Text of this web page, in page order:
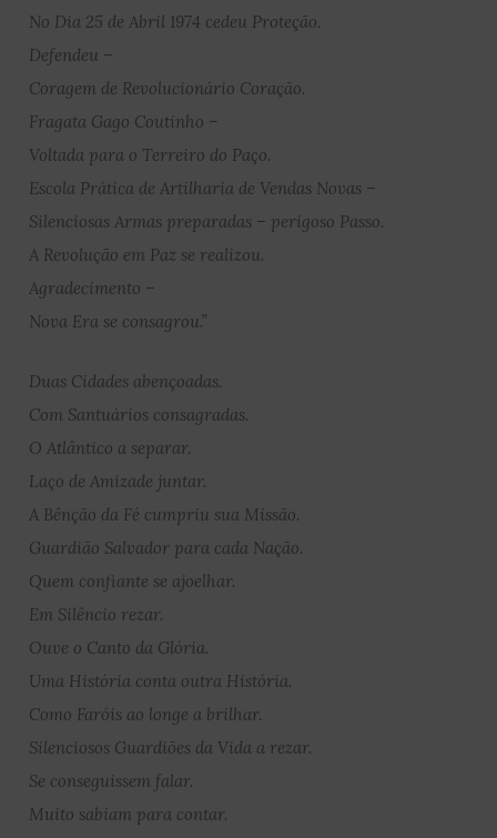
No Dia 25 de Abril 1974 cedeu Proteção.
Defendeu –
Coragem de Revolucionário Coração.
Fragata Gago Coutinho –
Voltada para o Terreiro do Paço.
Escola Prática de Artilharia de Vendas Novas –
Silenciosas Armas preparadas – perigoso Passo.
A Revolução em Paz se realizou.
Agradecimento –
Nova Era se consagrou.”
Duas Cidades abençoadas.
Com Santuários consagradas.
O Atlântico a separar.
Laço de Amizade juntar.
A Bênção da Fé cumpriu sua Missão.
Guardião Salvador para cada Nação.
Quem confiante se ajoelhar.
Em Silêncio rezar.
Ouve o Canto da Glória.
Uma História conta outra História.
Como Faróis ao longe a brilhar.
Silenciosos Guardiões da Vida a rezar.
Se conseguissem falar.
Muito sabiam para contar.